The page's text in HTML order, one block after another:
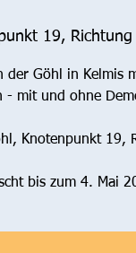
19,
der Göhl in Kelmis
- mit und ohne
Knotenpunkt 19,
bis zum 4. Mai